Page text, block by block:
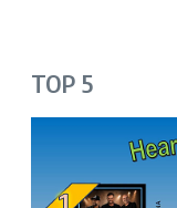
TOP 5